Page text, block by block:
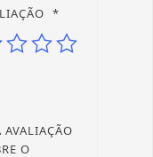
*
AVALIAÇÃO
O